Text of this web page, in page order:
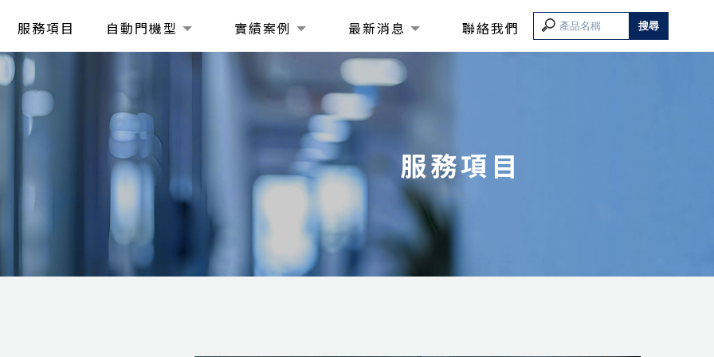
服務項目 自動門機型 實績案例 最新消息 聯絡我們
服務項目